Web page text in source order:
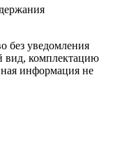
без уведомления
вид, комплектацию
информация не